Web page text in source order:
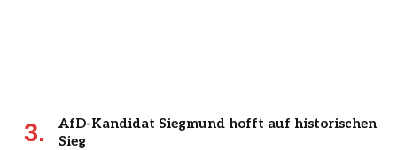
AfD-Kandidat Siegmund hofft auf historischen
Sieg